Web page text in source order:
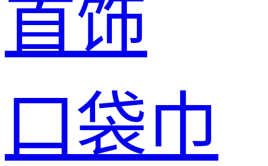
首饰
口袋巾